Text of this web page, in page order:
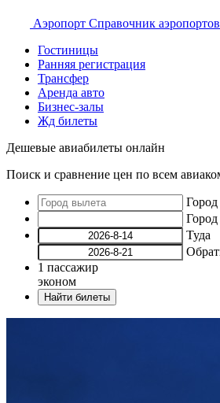
Аэропорт Справочник аэропортов
Гостиницы
Ранняя регистрация
Трансфер
Аренда авто
Бизнес-залы
Жд билеты
Дешевые авиабилеты онлайн
Поиск и сравнение цен по всем
Город
Туда
1 пассажир
эконом
Найти билеты